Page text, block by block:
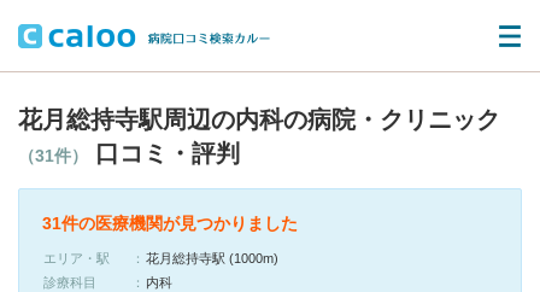
花月総持寺駅周辺の内科の病院・クリニック
（31件） 口コミ・評判
31件の医療機関が見つかりました
エリア・駅
花月総持寺駅 (1000m)
診療科目
内科